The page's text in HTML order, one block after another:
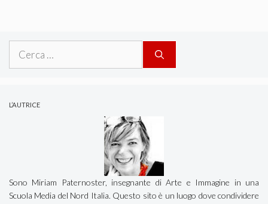
per:
L’AUTRICE
Sono Miriam Paternoster, insegnante di Arte e Immagine in una
Scuola Media del Nord Italia. Questo sito è un luogo dove condividere